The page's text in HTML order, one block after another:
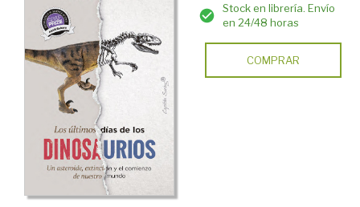
Stock en librería. Envío
en 24/48 horas
COMPRAR